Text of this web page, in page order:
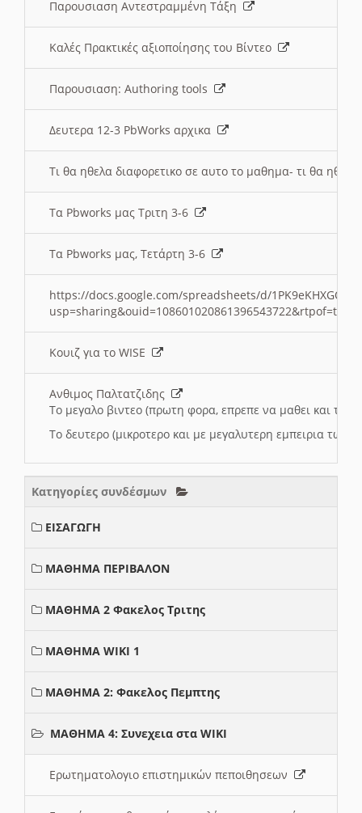
Παρουσιαση Αντεστραμμένη Τάξη
Καλές Πρακτικές αξιοποίησης του Βίντεο
Παρουσιαση: Authoring tools
Δευτερα 12-3 PbWorks αρχικα
Τι θα ηθελα διαφορετικο σε αυτο το μαθημα- τι θα
Τα Pbworks μας Τριτη 3-6
Τα Pbworks μας, Τετάρτη 3-6
https://docs.google.com/spreadsheets/d/
Κουιζ για το WISE
Ανθιμος Παλτατζιδης
Το μεγαλο βιντεο (πρωτη φορα, επρεπε να μαθει και το
Το δευτερο (μικροτερο και με μεγαλυτερη εμπειρια
Κατηγορίες συνδέσμων
ΕΙΣΑΓΩΓΗ
ΜΑΘΗΜΑ ΠΕΡΙΒΑΛΟΝ
ΜΑΘΗΜΑ 2 Φακελος Τριτης
ΜΑΘΗΜΑ WIKI 1
ΜΑΘΗΜΑ 2: Φακελος Πεμπτης
ΜΑΘΗΜΑ 4: Συνεχεια στα WIKI
Ερωτηματολογιο επιστημικών πεποιθησεων